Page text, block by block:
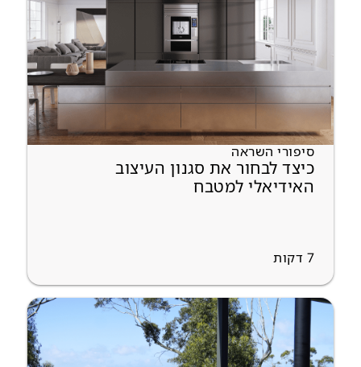
סיפורי השראה
כיצד לבחור את סגנון העיצוב
האידיאלי למטבח
7 דקות